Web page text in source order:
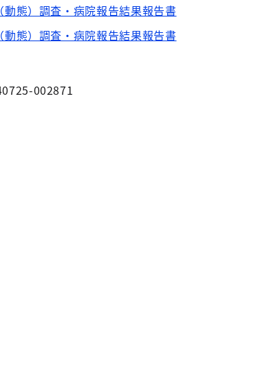
態）調査・病院報告結果報告書
態）調査・病院報告結果報告書
002871